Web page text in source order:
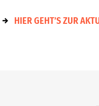
HIER GEHT’S ZUR